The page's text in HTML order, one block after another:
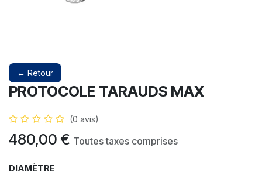
← Retour
PROTOCOLE TARAUDS MAX
(0 avis)
480,00 € Toutes taxes comprises
DIAMÈTRE